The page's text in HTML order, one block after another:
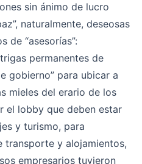
sin ánimo de lucro
naturalmente, deseosas
de “asesorías”:
permanentes de
gobierno” para ubicar a
mieles del erario de los
el lobby que deben estar
y turismo, para
transporte y alojamientos,
empresarios tuvieron